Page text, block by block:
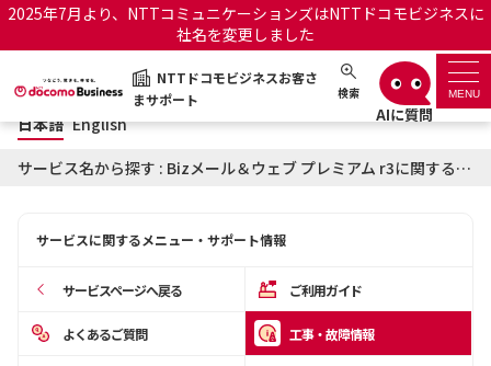
2025年7月より、NTTコミュニケーションズはNTTドコモビジネスに
社名を変更しました
NTTドコモビジネスお客さ
まサポート
検索 MENU
NTTドコモビジネスお客さまサポート 日本語 English
サポートトップ
お知らせ サポートサイトの使い方
日本語 English
サービス名から探す : Bizメール＆ウェブ プレミアム r3に関する工事・故障情報
サービスに関するメニュー・サポート情報
サービスページへ戻る ご利用ガイド
よくあるご質問 工事・故障情報